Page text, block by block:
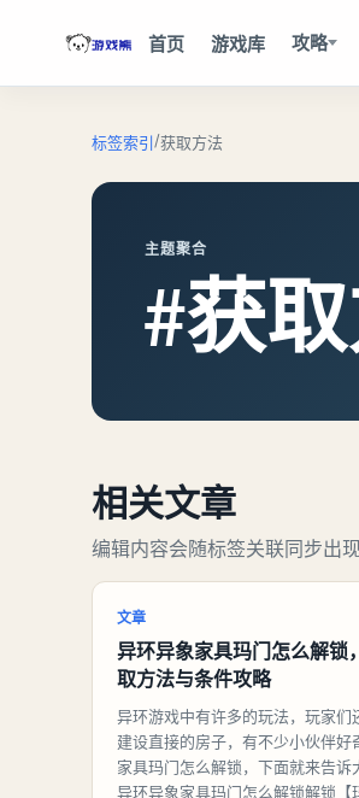
首页 游戏库 攻略
标签索引/获取方法
主题聚合
#获
相关文章
编辑内容会随标签关联同步出现
文章
异环异象家具玛门怎么解锁
取方法与条件攻略
异环游戏中有许多的玩法，玩家们
建设直接的房子，有不少小伙伴好
家具玛门怎么解锁，下面就来告诉
异环异象家具玛门怎么解锁解锁【